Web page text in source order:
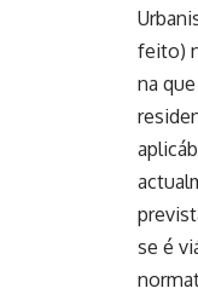
feito)
na
se é